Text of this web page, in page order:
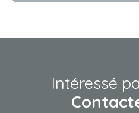
Intéressé